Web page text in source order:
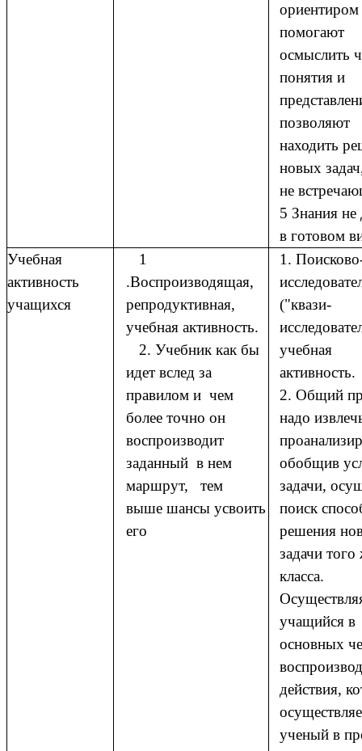
ориентиром
помогают
осмыслить
понятия и
позволяют
находить
новых
не
5 Знания не
в готовом
Учебная
активность
учащихся
1
.Воспроизводящая,
репродуктивная,
учебная активность.
2. Учебник как бы
идет вслед за
правилом и чем
более точно он
воспроизводит
заданный в нем
маршрут, тем
выше шансы усвоить
его
1.
("квази-
учебная
активность.
2. Общий
надо
обобщив
задачи,
поиск
решения
задачи того
класса.
учащийся в
основных
действия,
ученый в